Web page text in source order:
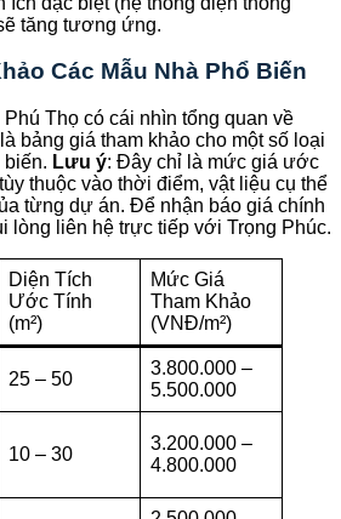
tăng tương ứng.
Các Mẫu Nhà Phổ Biến
Thọ có cái nhìn tổng quan về
bảng giá tham khảo cho một số loại
biến. Lưu ý: Đây chỉ là mức giá ước
thuộc vào thời điểm, vật liệu cụ thể
từng dự án. Để nhận báo giá chính
lòng liên hệ trực tiếp với Trọng Phúc.
Diện Tích
Ước Tính
(m²)
Mức Giá
Tham Khảo
(VNĐ/m²)
25 – 50
3.800.000 –
5.500.000
10 – 30
3.200.000 –
4.800.000